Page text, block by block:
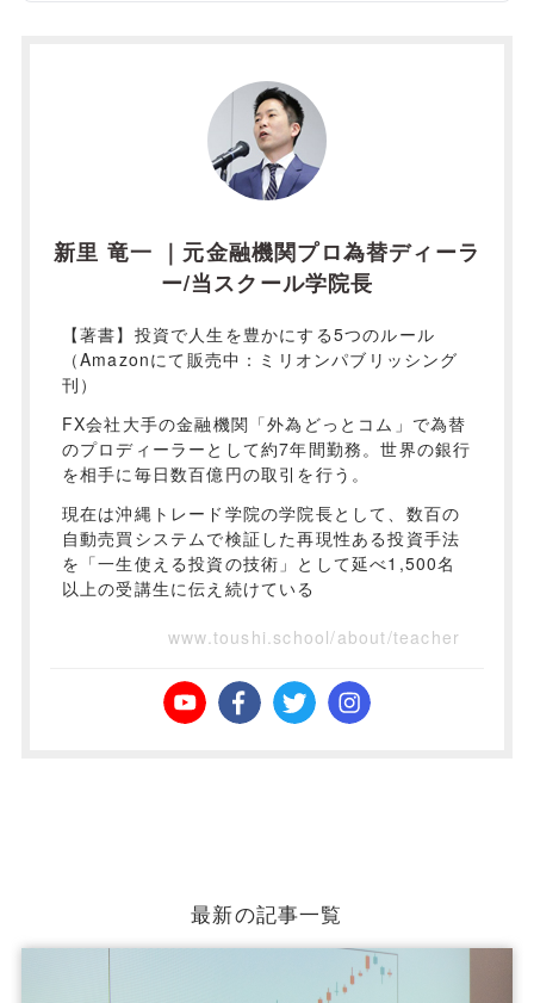
新里 竜一 ｜元金融機関プロ為替ディーラ
ー/当スクール学院長
【著書】投資で人生を豊かにする5つのルール
（Amazonにて販売中：ミリオンパブリッシング
刊）
FX会社大手の金融機関「外為どっとコム」で為替
のプロディーラーとして約7年間勤務。世界の銀行
を相手に毎日数百億円の取引を行う。
現在は沖縄トレード学院の学院長として、数百の
自動売買システムで検証した再現性ある投資手法
を「一生使える投資の技術」として延べ1,500名
以上の受講生に伝え続けている
www.toushi.school/about/teacher
最新の記事一覧